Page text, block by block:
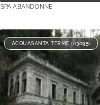
SPA ABANDONNÉ
ACQUASANTA TERME (63095)